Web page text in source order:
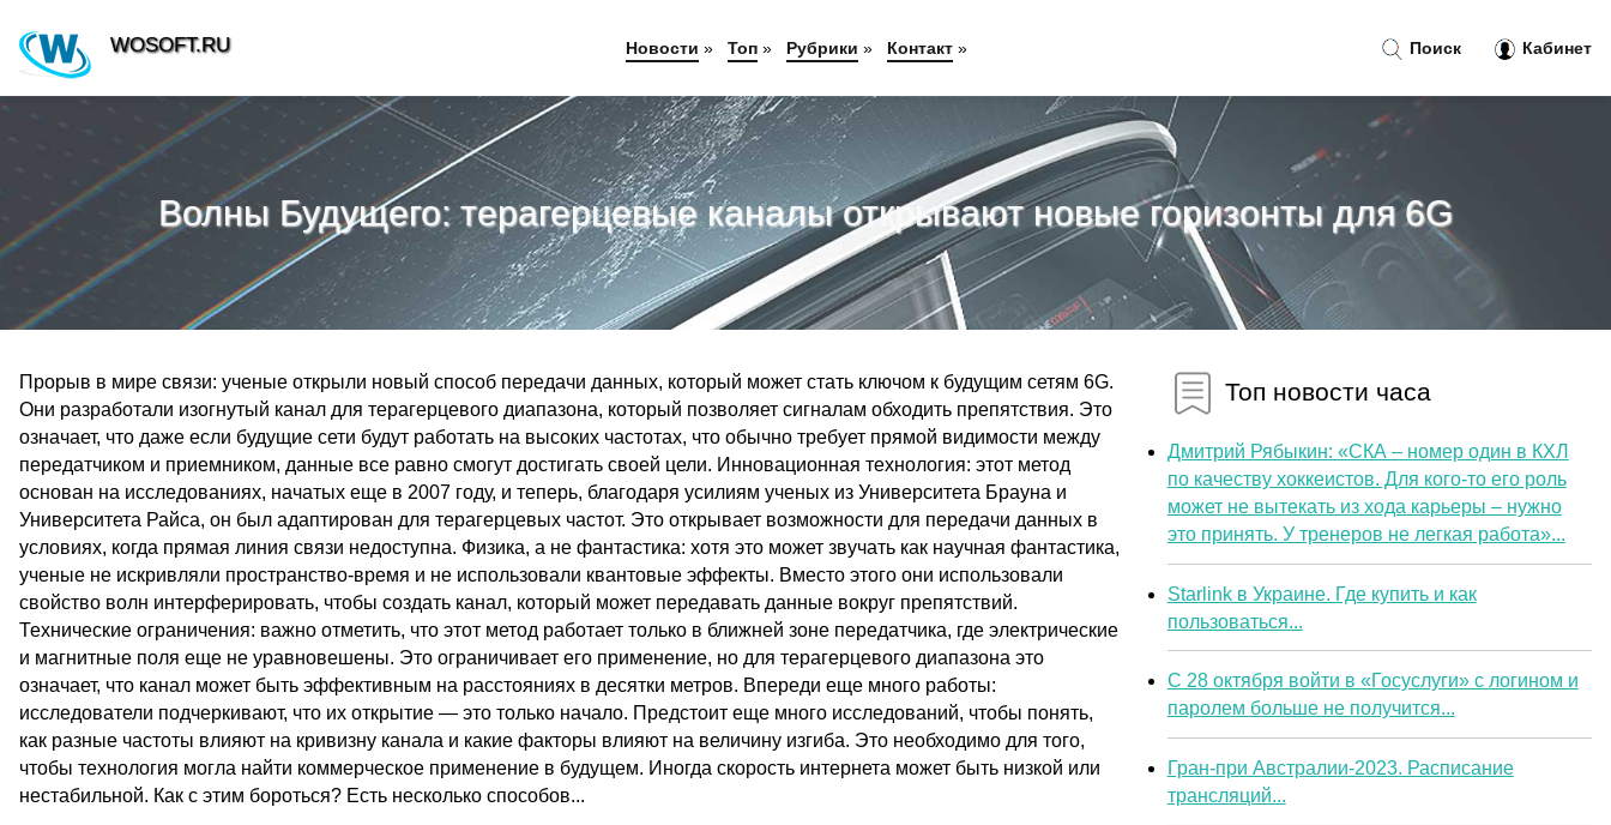
Волны Будущего: терагерцевые каналы открывают новые горизонты для 6G
Прорыв в мире связи: ученые открыли новый способ передачи данных, который может стать ключом к будущим сетям 6G.
Они разработали изогнутый канал для терагерцевого диапазона, который позволяет сигналам обходить препятствия. Это
означает, что даже если будущие сети будут работать на высоких частотах, что обычно требует прямой видимости между
передатчиком и приемником, данные все равно смогут достигать своей цели. Инновационная технология: этот метод
основан на исследованиях, начатых еще в 2007 году, и теперь, благодаря усилиям ученых из Университета Брауна и
Университета Райса, он был адаптирован для терагерцевых частот. Это открывает возможности для передачи данных в
условиях, когда прямая линия связи недоступна. Физика, а не фантастика: хотя это может звучать как научная фантастика,
ученые не искривляли пространство-время и не использовали квантовые эффекты. Вместо этого они использовали
свойство волн интерферировать, чтобы создать канал, который может передавать данные вокруг препятствий.
Технические ограничения: важно отметить, что этот метод работает только в ближней зоне передатчика, где электрические
и магнитные поля еще не уравновешены. Это ограничивает его применение, но для терагерцевого диапазона это
означает, что канал может быть эффективным на расстояниях в десятки метров. Впереди еще много работы:
исследователи подчеркивают, что их открытие — это только начало. Предстоит еще много исследований, чтобы понять,
как разные частоты влияют на кривизну канала и какие факторы влияют на величину изгиба. Это необходимо для того,
чтобы технология могла найти коммерческое применение в будущем. Иногда скорость интернета может быть низкой или
нестабильной. Как с этим бороться? Есть несколько способов...
Топ новости часа
Дмитрий Рябыкин: «СКА – номер один в КХЛ
по качеству хоккеистов. Для кого-то его роль
может не вытекать из хода карьеры – нужно
это принять. У тренеров не легкая работа»...
Starlink в Украине. Где купить и как
пользоваться...
С 28 октября войти в «Госуслуги» с логином и
паролем больше не получится...
Гран-при Австралии-2023. Расписание
трансляций...
Поиск Кабинет
WOSOFT.RU Новости » Топ» Рубрики » Контакт»